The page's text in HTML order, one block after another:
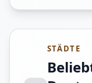
STÄDTE